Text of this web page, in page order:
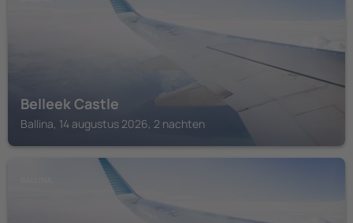
Belleek Castle
Ballina, 14 augustus 2026, 2 nachten